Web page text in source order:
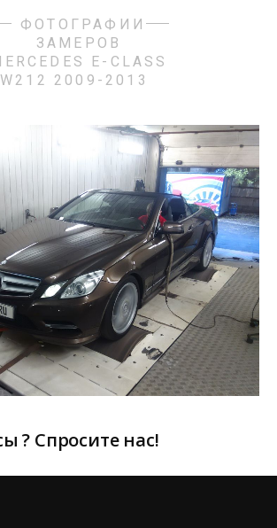
ФОТОГРАФИИ
ЗАМЕРОВ
E-CLASS
W212 2009-2013
? Спросите нас!